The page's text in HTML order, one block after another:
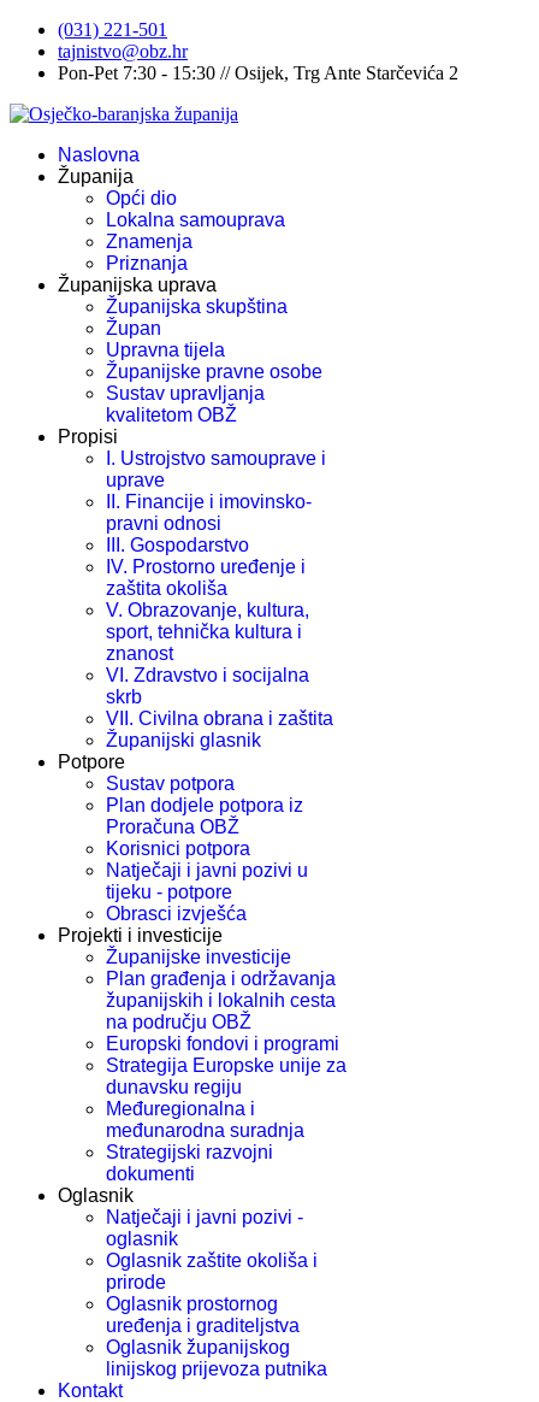
(031) 221-501
tajnistvo@obz.hr
Pon-Pet 7:30 - 15:30 // Osijek, Trg Ante Starčevića 2
Naslovna
Županija
Opći dio
Lokalna samouprava
Znamenja
Priznanja
Županijska uprava
Županijska skupština
Župan
Upravna tijela
Županijske pravne osobe
Sustav upravljanja
kvalitetom OBŽ
Propisi
I. Ustrojstvo samouprave i
uprave
II. Financije i imovinsko-
pravni odnosi
III. Gospodarstvo
IV. Prostorno uređenje i
zaštita okoliša
V. Obrazovanje, kultura,
sport, tehnička kultura i
znanost
VI. Zdravstvo i socijalna
skrb
VII. Civilna obrana i zaštita
Županijski glasnik
Potpore
Sustav potpora
Plan dodjele potpora iz
Proračuna OBŽ
Korisnici potpora
Natječaji i javni pozivi u
tijeku - potpore
Obrasci izvješća
Projekti i investicije
Županijske investicije
Plan građenja i održavanja
županijskih i lokalnih cesta
na području OBŽ
Europski fondovi i programi
Strategija Europske unije za
dunavsku regiju
Međuregionalna i
međunarodna suradnja
Strategijski razvojni
dokumenti
Oglasnik
Natječaji i javni pozivi -
oglasnik
Oglasnik zaštite okoliša i
prirode
Oglasnik prostornog
uređenja i graditeljstva
Oglasnik županijskog
linijskog prijevoza putnika
Kontakt